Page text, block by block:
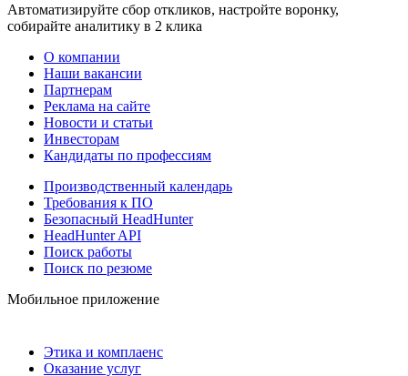
Автоматизируйте сбор откликов, настройте воронку,
собирайте аналитику в 2 клика
О компании
Наши вакансии
Партнерам
Реклама на сайте
Новости и статьи
Инвесторам
Кандидаты по профессиям
Производственный календарь
Требования к ПО
Безопасный HeadHunter
HeadHunter API
Поиск работы
Поиск по резюме
Мобильное приложение
Этика и комплаенс
Оказание услуг